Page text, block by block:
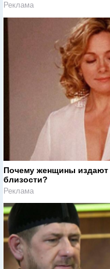
Реклама
Почему женщины издают
близости?
Реклама